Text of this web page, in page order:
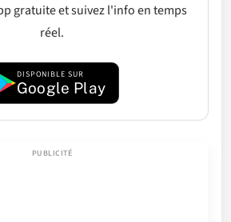
gratuite et suivez l'info en temps
réel.
DISPONIBLE SUR
Google Play